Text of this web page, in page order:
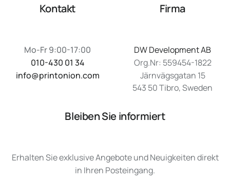
Kontakt
Mo-Fr 9:00-17:00
010-430 01 34
info@printonion.com
Firma
DW Development AB
Org.Nr: 559454-1822
Järnvägsgatan 15
543 50 Tibro, Sweden
Bleiben Sie informiert
Erhalten Sie exklusive Angebote und Neuigkeiten direkt
in Ihren Posteingang.